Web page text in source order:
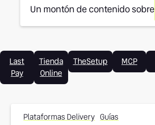
Un montón de contenido sobre
Last
Pay
Tienda
Online
TheSetup MCP
Plataformas Delivery Guías